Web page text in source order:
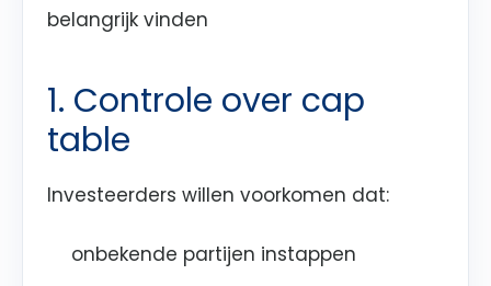
belangrijk vinden
1. Controle over cap
table
Investeerders willen voorkomen dat:
onbekende partijen instappen